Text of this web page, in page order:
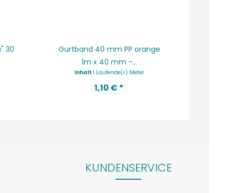
30
Gurtband 40 mm PP orange
1m x 40 mm -...
Inhalt 1 Laufende(r) Meter
1,10 € *
KUNDENSERVICE